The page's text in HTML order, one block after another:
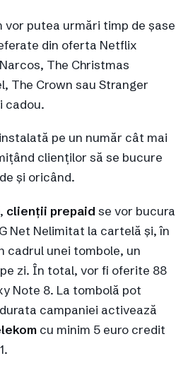
vor putea urmări timp de șase
din oferta Netflix
The Christmas
The Crown sau Stranger
cadou.
pe un număr cât mai
clienților să se bucure
și oricând.
clienții prepaid se vor bucura
Net Nelimitat la cartelă și, în
cadrul unei tombole, un
zi. În total, vor fi oferite 88
Note 8. La tombolă pot
campaniei activează
cu minim 5 euro credit